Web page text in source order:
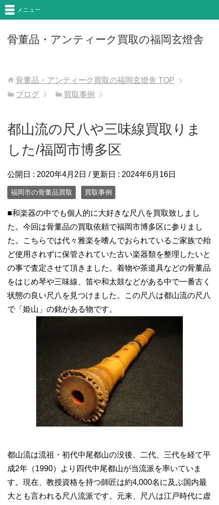
骨董品・アンティーク買取の福岡玄燈舎
メニュー
骨董品・アンティーク買取の福岡玄燈舎 TOP
ブログ
買取事例
都山流の尺八や三味線買取りま
した/福岡市博多区
公開日 : 2020年4月2日 / 更新日 : 2024年6月16日
福岡市の骨董品買取 買取事例
■和楽器の中でも個人的に大好きな尺八を買取致しまし
た。今回は骨董品の買取依頼で福岡市博多区に参りまし
た。こちらでは代々雅楽を嗜んでおられているご家族で殆
ど使用されずに保管されていた古い楽器類を整理したいと
の事で査定させて頂きました。着物や茶道具などの骨董品
をはじめ琴や三味線、笛や和太鼓などがある中で一番古く
状態の良い尺八を見つけました。この尺八は都山流の尺八
で「姫山」の銘がある物です。
都山流は流祖・初代中尾都山の没後、二代、三代を経て平
成2年（1990）より四代中尾都山が当流派を率いていま
す。現在、教授資格を持つ師匠は約4,000名に及ぶ国内最
大とも言われる尺八流派です。元来、尺八は江戸時代に虚